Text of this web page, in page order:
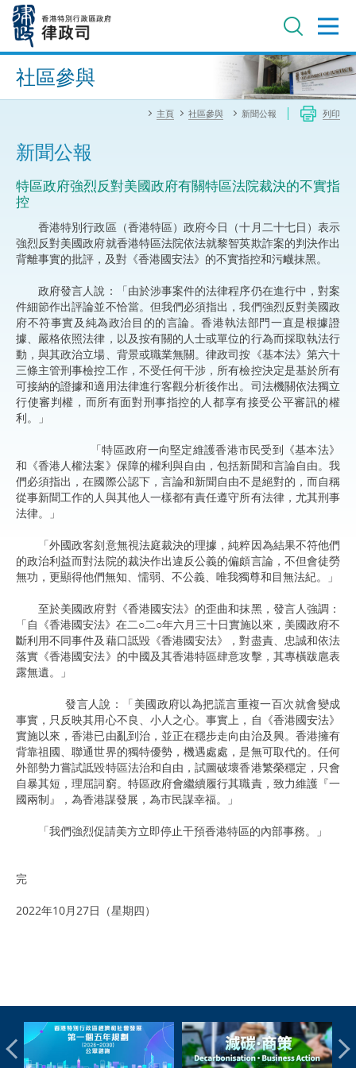
內
進階搜尋
社區參與
主頁 社區參與 新聞公報 列印
新聞公報
特區政府強烈反對美國政府有關特區法院裁決的不實指
控
香港特別行政區（香港特區）政府今日（十月二十七日）表示
強烈反對美國政府就香港特區法院依法就黎智英欺詐案的判決作出
背離事實的批評，及對《香港國安法》的不實指控和污衊抹黑。
政府發言人說：「由於涉事案件的法律程序仍在進行中，對案
件細節作出評論並不恰當。但我們必須指出，我們強烈反對美國政
府不符事實及純為政治目的的言論。香港執法部門一直是根據證
據、嚴格依照法律，以及按有關的人士或單位的行為而採取執法行
動，與其政治立場、背景或職業無關。律政司按《基本法》第六十
三條主管刑事檢控工作，不受任何干涉，所有檢控決定是基於所有
可接納的證據和適用法律進行客觀分析後作出。司法機關依法獨立
行使審判權，而所有面對刑事指控的人都享有接受公平審訊的權
利。」
「特區政府一向堅定維護香港市民受到《基本法》
和《香港人權法案》保障的權利與自由，包括新聞和言論自由。我
們必須指出，在國際公認下，言論和新聞自由不是絕對的，而自稱
從事新聞工作的人與其他人一樣都有責任遵守所有法律，尤其刑事
法律。」
「外國政客刻意無視法庭裁決的理據，純粹因為結果不符他們
的政治利益而對法院的裁決作出違反公義的偏頗言論，不但會徒勞
無功，更顯得他們無知、懦弱、不公義、唯我獨尊和目無法紀。」
至於美國政府對《香港國安法》的歪曲和抹黑，發言人強調：
「自《香港國安法》在二○二○年六月三十日實施以來，美國政府不
斷利用不同事件及藉口詆毀《香港國安法》，對盡責、忠誠和依法
落實《香港國安法》的中國及其香港特區肆意攻擊，其專橫跋扈表
露無遺。」
發言人說：「美國政府以為把謊言重複一百次就會變成
事實，只反映其用心不良、小人之心。事實上，自《香港國安法》
實施以來，香港已由亂到治，並正在穩步走向由治及興。香港擁有
背靠祖國、聯通世界的獨特優勢，機遇處處，是無可取代的。任何
外部勢力嘗試詆毀特區法治和自由，試圖破壞香港繁榮穩定，只會
自暴其短，理屈詞窮。特區政府會繼續履行其職責，致力維護『一
國兩制』，為香港謀發展，為市民謀幸福。」
「我們強烈促請美方立即停止干預香港特區的內部事務。」
完
2022年10月27日（星期四）